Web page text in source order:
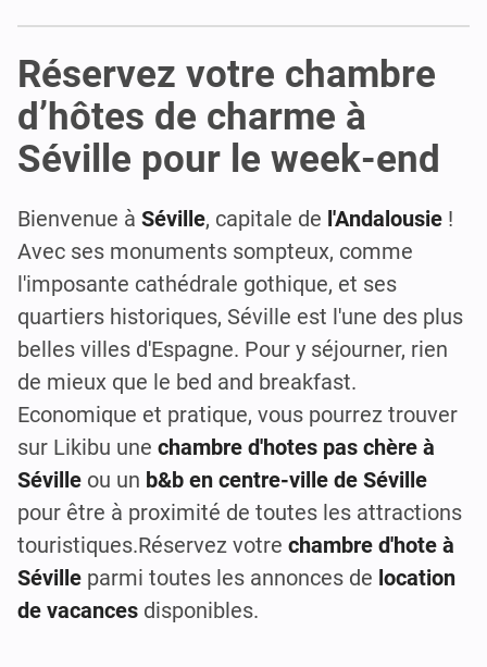
Réservez votre chambre
d’hôtes de charme à
Séville pour le week-end
Bienvenue à Séville, capitale de l'Andalousie !
Avec ses monuments sompteux, comme
l'imposante cathédrale gothique, et ses
quartiers historiques, Séville est l'une des plus
belles villes d'Espagne. Pour y séjourner, rien
de mieux que le bed and breakfast.
Economique et pratique, vous pourrez trouver
sur Likibu une chambre d'hotes pas chère à
Séville ou un b&b en centre-ville de Séville
pour être à proximité de toutes les attractions
touristiques.Réservez votre chambre d'hote à
Séville parmi toutes les annonces de location
de vacances disponibles.